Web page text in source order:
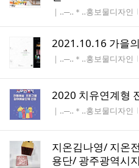
게시판명
｜‥─‥＊‥홍보물디자인
2021.10.16 가을
게시판명
｜‥─‥＊‥홍보물디자인
2020 치유연계형
게시판명
｜‥─‥＊‥홍보물디자인
지온김나영/ 지온
용단/ 광주광역시